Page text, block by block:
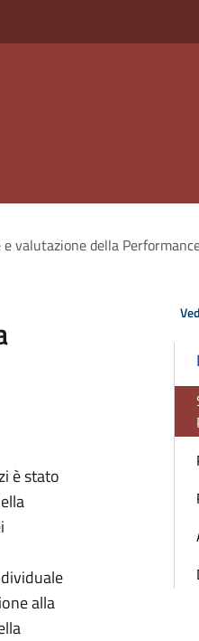
valutazione della
è stato
alla